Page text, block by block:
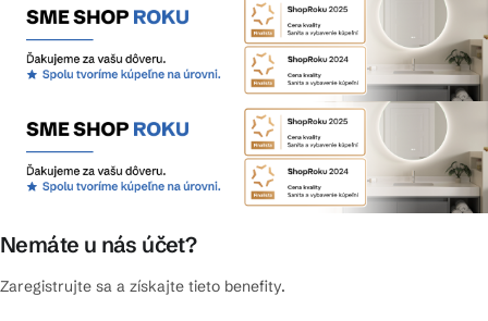
Nemáte u nás účet?
Zaregistrujte sa a získajte tieto benefity.